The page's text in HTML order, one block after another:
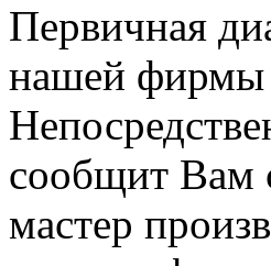
Первичная
нашей фирмы
сообщит Вам
мастер